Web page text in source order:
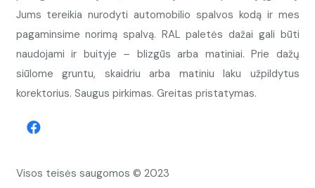
Jums tereikia nurodyti automobilio spalvos kodą ir mes
pagaminsime norimą spalvą. RAL paletės dažai gali būti
naudojami ir buityje – blizgūs arba matiniai. Prie dažų
siūlome gruntu, skaidriu arba matiniu laku užpildytus
korektorius. Saugus pirkimas. Greitas pristatymas.
Visos teisės saugomos © 2023